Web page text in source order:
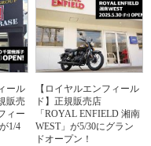
ール
販売
ィー
1/4
【ロイヤルエンフィール
ド】正規販売店
「ROYAL ENFIELD 湘南
WEST」が5/30にグラン
ドオープン！